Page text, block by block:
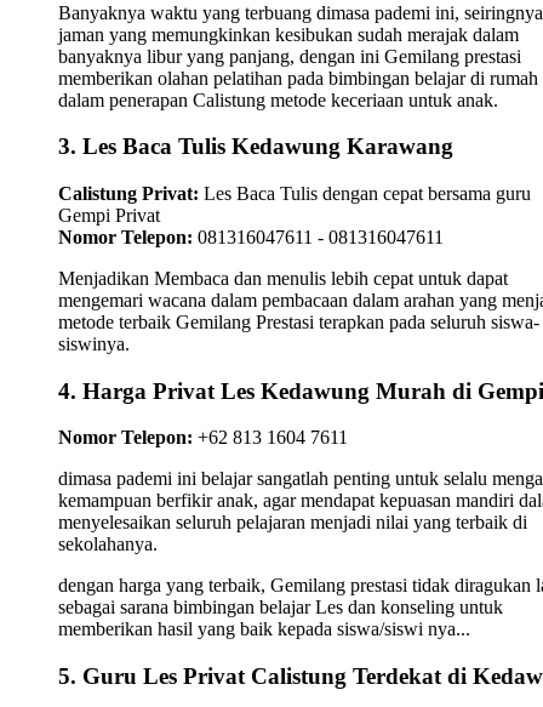
Banyaknya waktu yang terbuang dimasa pademi ini, seiringnya
jaman yang memungkinkan kesibukan sudah merajak dalam
banyaknya libur yang panjang, dengan ini Gemilang prestasi
memberikan olahan pelatihan pada bimbingan belajar di rumah
dalam penerapan Calistung metode keceriaan untuk anak.
3. Les Baca Tulis Kedawung Karawang
Calistung Privat: Les Baca Tulis dengan cepat bersama guru
Gempi Privat
Nomor Telepon: 081316047611 - 081316047611
Menjadikan Membaca dan menulis lebih cepat untuk dapat
mengemari wacana dalam pembacaan dalam arahan yang
metode terbaik Gemilang Prestasi terapkan pada seluruh siswa-
siswinya.
4. Harga Privat Les Kedawung Murah di Gempi
Nomor Telepon: +62 813 1604 7611
dimasa pademi ini belajar sangatlah penting untuk selalu
kemampuan berfikir anak, agar mendapat kepuasan mandiri
menyelesaikan seluruh pelajaran menjadi nilai yang terbaik di
sekolahanya.
dengan harga yang terbaik, Gemilang prestasi tidak diragukan
sebagai sarana bimbingan belajar Les dan konseling untuk
memberikan hasil yang baik kepada siswa/siswi nya...
5. Guru Les Privat Calistung Terdekat di